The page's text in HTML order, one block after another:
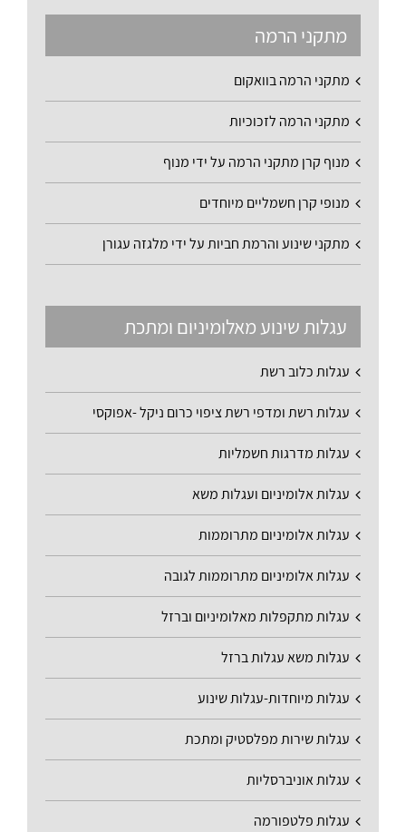
מתקני הרמה
מתקני הרמה בוואקום
מתקני הרמה לזכוכיות
מנוף קרן מתקני הרמה על ידי מנוף
מנופי קרן חשמליים מיוחדים
מתקני שינוע והרמת חביות על ידי מלגזה עגורן
עגלות שינוע מאלומיניום ומתכת
עגלות כלוב רשת
עגלות רשת ומדפי רשת ציפוי כרום ניקל -אפוקסי
עגלות מדרגות חשמליות
עגלות אלומיניום ועגלות משא
עגלות אלומיניום מתרוממות
עגלות אלומיניום מתרוממות לגובה
עגלות מתקפלות מאלומיניום וברזל
עגלות משא עגלות ברזל
עגלות מיוחדות-עגלות שינוע
עגלות שירות מפלסטיק ומתכת
עגלות אוניברסליות
עגלות פלטפורמה